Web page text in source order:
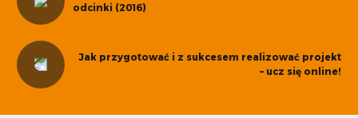
odcinki (2016)
Jak przygotować i z sukcesem realizować projekt
– ucz się online!